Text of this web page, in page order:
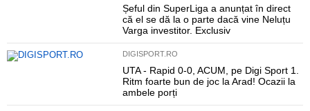
Șeful din SuperLiga a anunțat în direct
că el se dă la o parte dacă vine Neluțu
Varga investitor. Exclusiv
DIGISPORT.RO
UTA - Rapid 0-0, ACUM, pe Digi Sport 1.
Ritm foarte bun de joc la Arad! Ocazii la
ambele porți